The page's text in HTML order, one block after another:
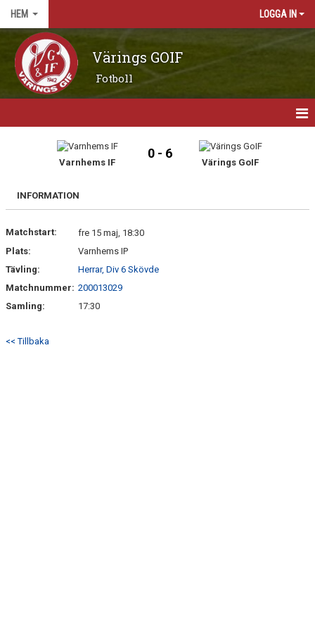
HEM LOGGA IN
Värings GOIF
Fotboll
OM KLUBBEN
KONTAKT
BILDGALLERI
Varnhems IF
0 - 6
Värings GoIF
INFORMATION
Matchstart:
fre 15 maj, 18:30
Plats:
Varnhems IP
Tävling:
Herrar, Div 6 Skövde
Matchnummer: 200013029
Samling:
17:30
<< Tillbaka